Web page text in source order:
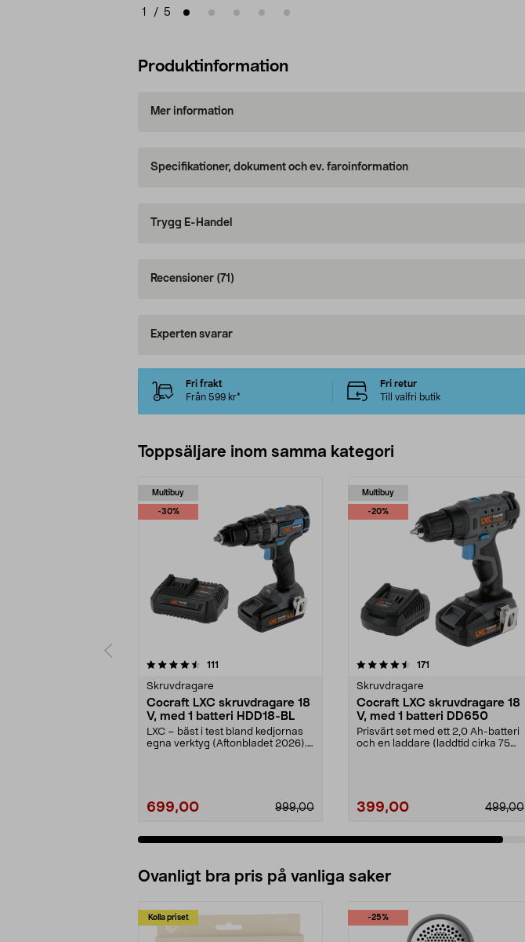
1 / 5
Produktinformation
Mer information
Specifikationer, dokument och ev. faroinformation
Trygg E-Handel
Recensioner (71)
Experten svarar
Fri frakt
Från 599 kr*
Fri retur
Till valfri butik
Toppsäljare inom samma kategori
Multibuy
-30%
111
Skruvdragare
Cocraft LXC skruvdragare 18
V, med 1 batteri HDD18-BL
LXC – bäst i test bland kedjornas
egna verktyg (Aftonbladet 2026).
699,00 999,00
Multibuy
-20%
4.5 av 5 stjärnor 171
Skruvdragare
Cocraft LXC skruvdragare 18
V, med 1 batteri DD650
Prisvärt set med ett 2,0 Ah-batteri
och en laddare (laddtid cirka 75
399,00 499,00
4.5 av 5 stjärnor
Ovanligt bra pris på vanliga saker
Kolla priset -25%